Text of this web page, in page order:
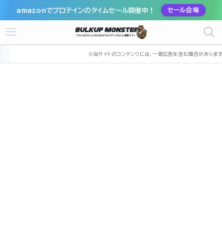
amazonでプロテインのタイムセール開催中！ セール会場
愛知県 名古屋市 名古屋市熱田区